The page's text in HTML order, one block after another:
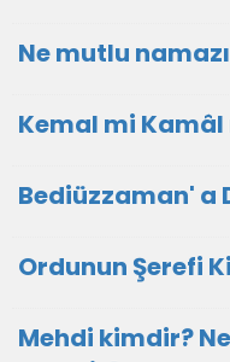
Ne mutlu
Kemal mi Kamâl
Bediüzzaman' a
Ordunun Şerefi
Mehdi kimdir?